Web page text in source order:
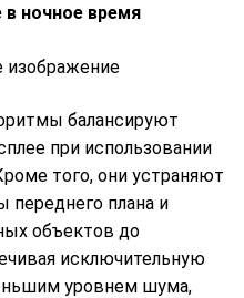
ночное время
балансируют
при использовании
того, они устраняют
переднего плана и
объектов до
исключительную
уровнем шума,